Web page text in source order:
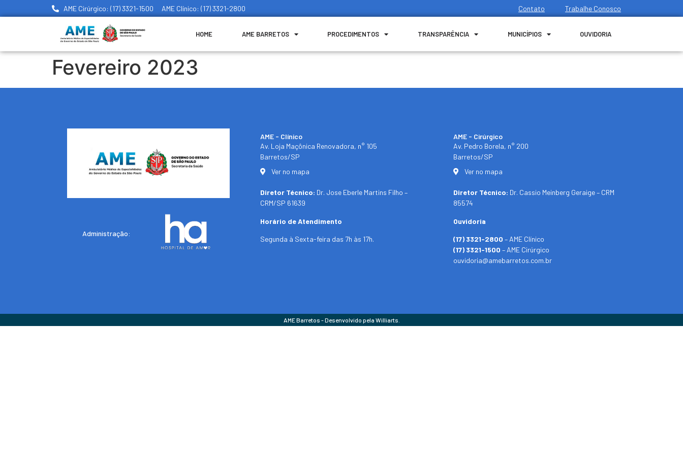
AME Cirúrgico: (17) 3321-1500 AME Clínico: (17) 3321-2800 Contato Trabalhe Conosco
HOME AME BARRETOS PROCEDIMENTOS TRANSPARÊNCIA MUNICÍPIOS OUVIDORIA
Fevereiro 2023
Administração:
AME - Clínico​
Av. Loja Maçônica Renovadora, n° 105
Barretos/SP​
Ver no mapa
Diretor Técnico: Dr. Jose Eberle Martins Filho –
CRM/SP 61639
Horário de Atendimento
Segunda à Sexta-feira das 7h às 17h.
AME - Cirúrgico
Av. Pedro Borela, n° 200
Barretos/SP
Ver no mapa
Diretor Técnico: Dr. Cassio Meinberg Geraige – CRM
85574
Ouvidoria
(17) 3321-2800 – AME Clínico
(17) 3321-1500 – AME Cirúrgico
ouvidoria@amebarretos.com.br
AME Barretos - Desenvolvido pela Williarts.